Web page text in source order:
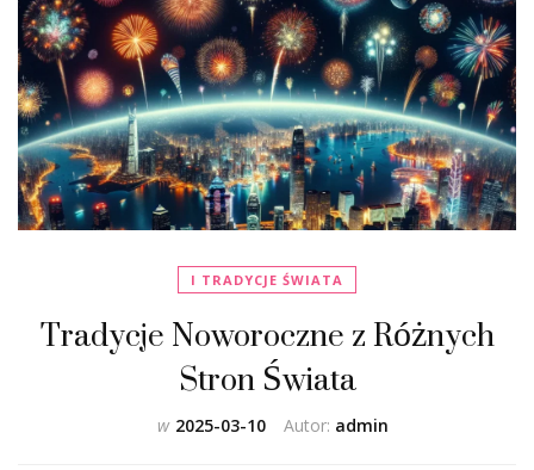
I TRADYCJE ŚWIATA
Tradycje Noworoczne z Różnych
Stron Świata
Autor: admin
w 2025-03-10